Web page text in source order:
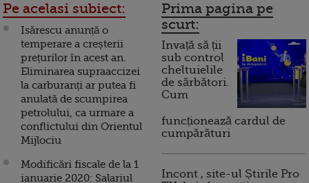
Pe acelasi subiect:
Isărescu anunță o
temperare a creșterii
prețurilor în acest an.
Eliminarea supraaccizei
la carburanți ar putea fi
anulată de scumpirea
petrolului, ca urmare a
conflictului din Orientul
Mijlociu
Modificări fiscale de la 1
ianuarie 2020: Salariul
Prima pagina pe
scurt:
Invață să ții
sub control
cheltuielile
de sărbători.
Cum
funcționează cardul de
cumpărături
Incont , site-ul Știrile Pro